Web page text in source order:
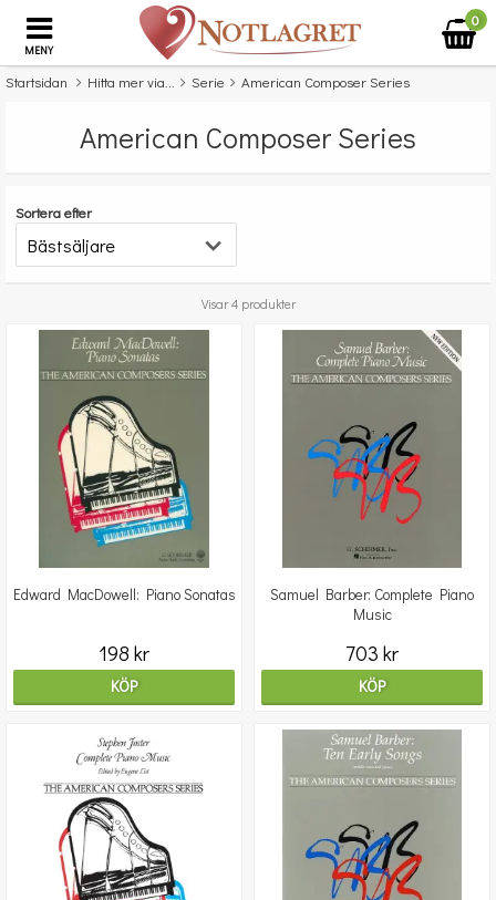
MENY
0
Startsidan Hitta mer via... Serie American Composer Series
American Composer Series
Sortera efter
Visar 4 produkter
Edward MacDowell: Piano Sonatas
198 kr
KÖP
Samuel Barber: Complete Piano
Music
703 kr
KÖP